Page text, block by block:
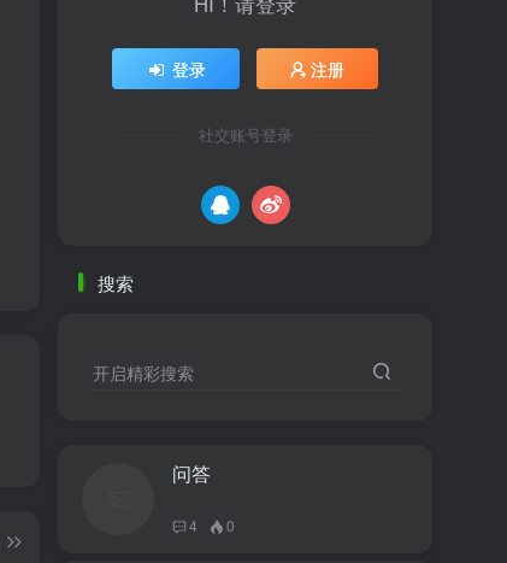
登录 注册
社交账号登录
搜索
开启精彩搜索
问答
4 0